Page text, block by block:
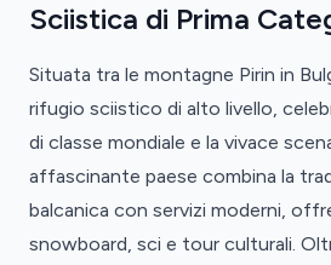
Sciistica di Prima
Situata tra le montagne Pirin in
rifugio sciistico di alto livello,
di classe mondiale e la vivace
affascinante paese combina la
balcanica con servizi moderni,
snowboard, sci e tour culturali.